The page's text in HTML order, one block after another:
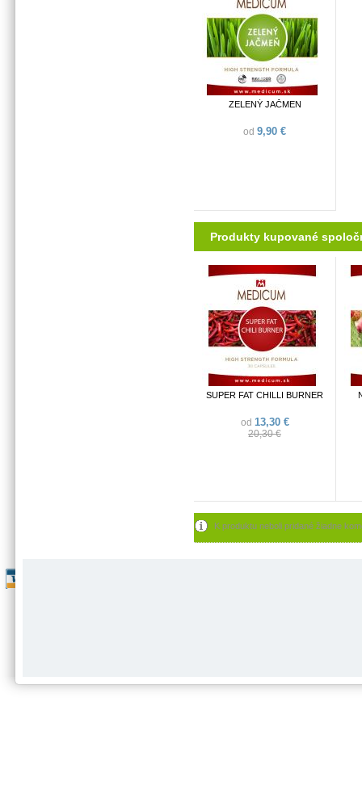
ZELENÝ JAČMEN
od 9,90 €
Produkty kupované
SUPER FAT CHILLI BURNER
od 13,30 €
20,30 €
K produktu neboli pridané žiadne